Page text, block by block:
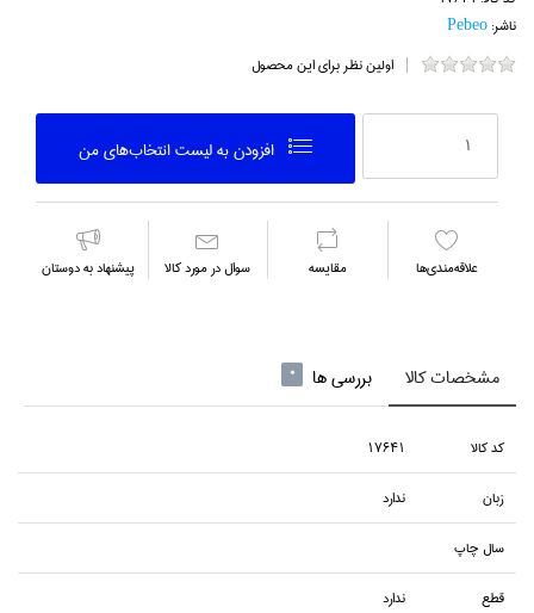
ناشر:Pebeo
اولین نظر برای این محصول
افزودن به ليست انتخاب‌هاي من
علاقه‌مندي‌ها مقايسه سوال در مورد كالا پیشنهاد به دوستان
مشخصات کالا بررسی ها 0
كد كالا
17641
زبان
ندارد
سال چاپ
قطع
ندارد